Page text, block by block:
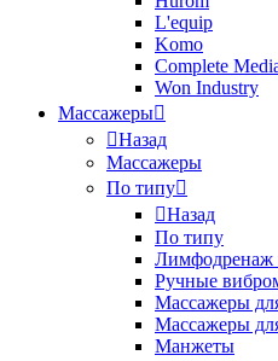
L'equip
Komo
Complete
Won Industry
Массажеры
Назад
Массажеры
По типу
Назад
По типу
Лимфодренаж
Ручные
Массажеры
Массажеры
Манжеты